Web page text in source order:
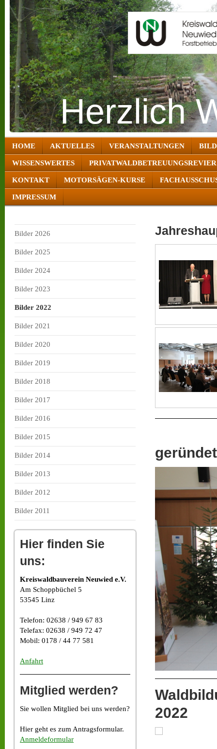
Herzlich
HOME AKTUELLES VERANSTALTUNGEN
WISSENSWERTES
KONTAKT MOTORSÄGEN-KURSE
IMPRESSUM
Bilder 2026
Bilder 2025
Bilder 2024
Bilder 2023
Bilder 2022
Bilder 2021
Bilder 2020
Bilder 2019
Bilder 2018
Bilder 2017
Bilder 2016
Bilder 2015
Bilder 2014
Bilder 2013
Bilder 2012
Bilder 2011
Hier finden Sie
uns:
Kreiswaldbauverein Neuwied e.V.
Am Schoppbüchel 5
53545 Linz
Telefon: 02638 / 949 67 83
Telefax: 02638 / 949 72 47
Mobil: 0178 / 44 77 581
Anfahrt
Mitglied werden?
Sie wollen Mitglied bei uns werden?
Hier geht es zum Antragsformular.
Anmeldeformular
2022